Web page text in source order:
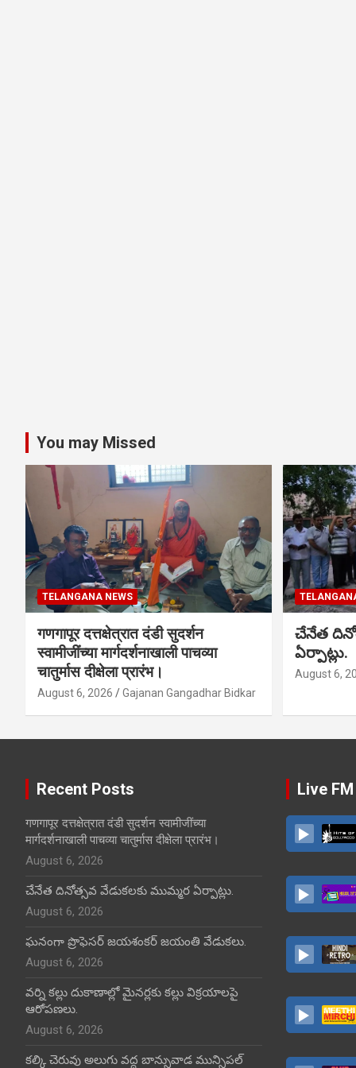
You may Missed
TELANGANA NEWS
गणगापूर दत्तक्षेत्रात दंडी सुदर्शन
स्वामीजींच्या मार्गदर्शनाखाली पाचव्या
चातुर्मास दीक्षेला प्रारंभ।
August 6, 2026 Gajanan Gangadhar Bidkar
చేనేత
ఏర్పాట్లు.
August 6,
Recent Posts
गणगापूर दत्तक्षेत्रात दंडी सुदर्शन स्वामीजींच्या
मार्गदर्शनाखाली पाचव्या चातुर्मास दीक्षेला प्रारंभ।
August 6, 2026
చేనేత దినోత్సవ వేడుకలకు ముమ్మర ఏర్పాట్లు.
August 6, 2026
ఘనంగా ప్రొఫెసర్ జయశంకర్ జయంతి వేడుకలు.
August 6, 2026
వర్ని కల్లు దుకాణాల్లో మైనర్లకు కల్లు విక్రయాలపై
ఆరోపణలు.
August 6, 2026
కల్కి చెరువు అలుగు వద్ద బాన్సువాడ మున్సిపల్
Live